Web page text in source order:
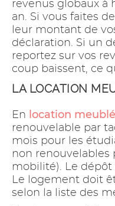
revenus globaux à
an. Si vous faites
leur montant de
déclaration. Si un
reportez sur vos
coup baissent, ce
LA LOCATION
En location
renouvelable par
mois pour les
non renouvelables
mobilité). Le
Le logement doit
selon la liste des